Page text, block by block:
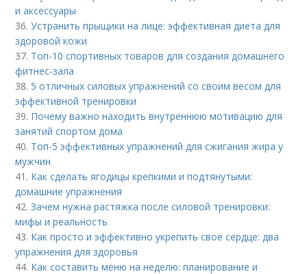
и аксессуары
36.Устранить прыщики на лице: эффективная диета для
здоровой кожи
37. Топ-10 спортивных товаров для создания домашнего
фитнес-зала
38. 5 отличных силовых упражнений со своим весом для
эффективной тренировки
39. Почему важно находить внутреннюю мотивацию для
занятий спортом дома
40. Топ-5 эффективных упражнений для сжигания жира у
мужчин
41. Как сделать ягодицы крепкими и подтянутыми:
домашние упражнения
42.Зачем нужна растяжка после силовой тренировки:
мифы и реальность
43. Как просто и эффективно укрепить свое сердце: два
упражнения для здоровья
44. Как составить меню на неделю: планирование и